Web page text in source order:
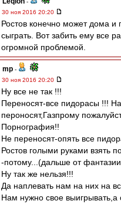
-
30 ноя 2016 20:20
Ростов конечно может дома и
сыграть. Вот забить ему все
огромной проблемой.
mp -
30 ноя 2016 20:20
Ну все не так !!!
Переносят-все пидорасы !!!
пероносят,Газпрому
Порнография!!
Не переносят-опять все
Ростов голыми руками взять
-потому...(дальше от фантазии
Ну так же нельзя!!!
Да наплевать нам на них на
Нам нужно свое выигрывать,а